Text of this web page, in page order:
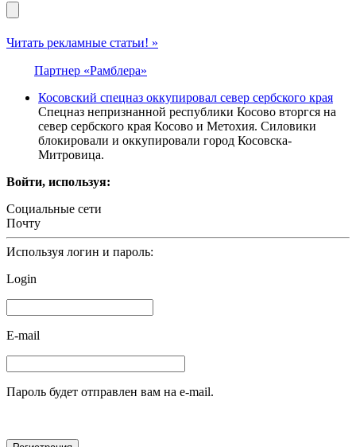
Читать рекламные статьи! »
Партнер «Рамблера»
Косовский спецназ оккупировал север сербского края
Спецназ непризнанной республики Косово вторгся на
север сербского края Косово и Метохия. Силовики
блокировали и оккупировали город Косовска-
Митровица.
Войти, используя:
Социальные сети
Почту
Используя логин и пароль:
Login
E-mail
Пароль будет отправлен вам на e-mail.